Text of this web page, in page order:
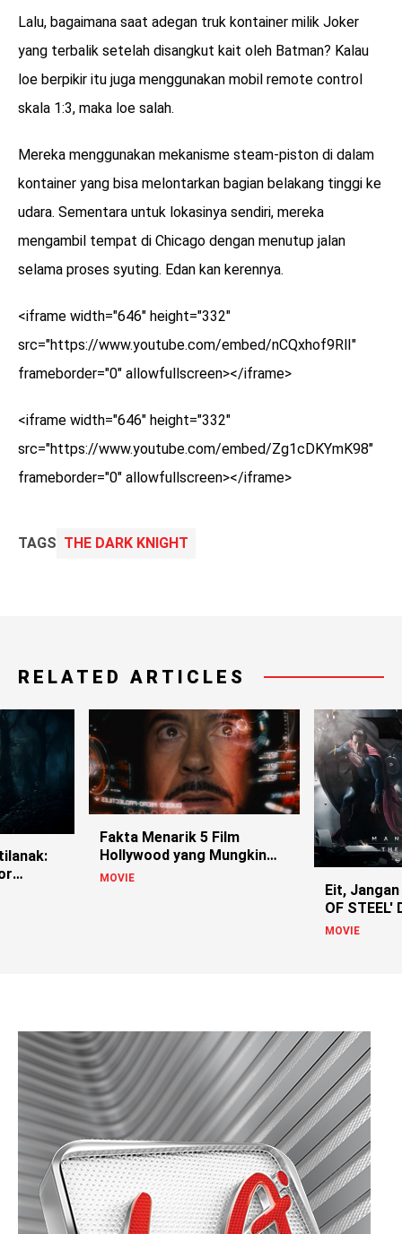
Lalu, bagaimana saat adegan truk kontainer milik Joker
yang terbalik setelah disangkut kait oleh Batman? Kalau
loe berpikir itu juga menggunakan mobil remote control
skala 1:3, maka loe salah.
Mereka menggunakan mekanisme steam-piston di dalam
kontainer yang bisa melontarkan bagian belakang tinggi ke
udara. Sementara untuk lokasinya sendiri, mereka
mengambil tempat di Chicago dengan menutup jalan
selama proses syuting. Edan kan kerennya.
<iframe width="646" height="332"
src="https://www.youtube.com/embed/nCQxhof9RlI"
frameborder="0" allowfullscreen></iframe>
<iframe width="646" height="332"
src="https://www.youtube.com/embed/Zg1cDKYmK98"
frameborder="0" allowfullscreen></iframe>
TAGS THE DARK KNIGHT
RELATED ARTICLES
Fakta Menarik 5 Film
Hollywood yang Mungkin
Belom Lo Ketahui
MOVIE
Eit,
OF STEEL'
Versi
MOVIE